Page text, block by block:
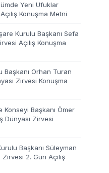
Yeni Ufuklar
Konuşma Metni
Kurulu Başkanı Sefa
Açılış Konuşma
Başkanı Orhan Turan
Zirvesi Konuşma
Konseyi Başkanı Ömer
Dünyası Zirvesi
Başkanı Süleyman
2. Gün Açılış